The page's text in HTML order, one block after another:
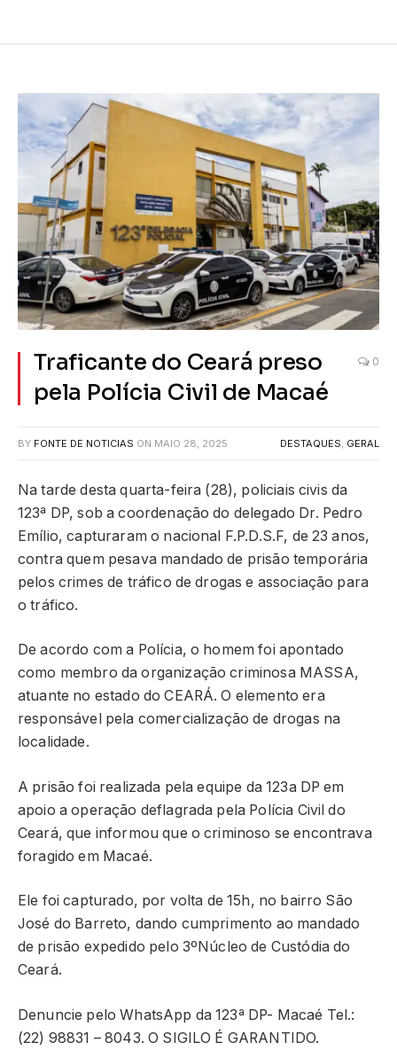
Traficante do Ceará preso
pela Polícia Civil de Macaé
0
BY FONTE DE NOTICIAS ON MAIO 28, 2025 DESTAQUES GERAL
Na tarde desta quarta-feira (28), policiais civis da
123ª DP, sob a coordenação do delegado Dr. Pedro
Emílio, capturaram o nacional F.P.D.S.F, de 23 anos,
contra quem pesava mandado de prisão temporária
pelos crimes de tráfico de drogas e associação para
o tráfico.
De acordo com a Polícia, o homem foi apontado
como membro da organização criminosa MASSA,
atuante no estado do CEARÁ. O elemento era
responsável pela comercialização de drogas na
localidade.
A prisão foi realizada pela equipe da 123a DP em
apoio a operação deflagrada pela Polícia Civil do
Ceará, que informou que o criminoso se encontrava
foragido em Macaé.
Ele foi capturado, por volta de 15h, no bairro São
José do Barreto, dando cumprimento ao mandado
de prisão expedido pelo 3ºNúcleo de Custódia do
Ceará.
Denuncie pelo WhatsApp da 123ª DP- Macaé Tel.:
(22) 98831 – 8043. O SIGILO É GARANTIDO.